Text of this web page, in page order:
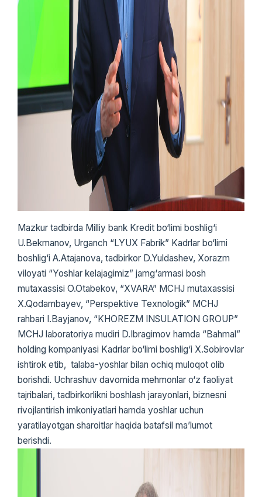
Mazkur tadbirda Milliy bank Kredit bo‘limi boshlig‘i
U.Bekmanov, Urganch “LYUX Fabrik” Kadrlar bo‘limi
boshlig‘i A.Atajanova, tadbirkor D.Yuldashev, Xorazm
viloyati “Yoshlar kelajagimiz” jamg‘armasi bosh
mutaxassisi O.Otabekov, “XVARA” MCHJ mutaxassisi
X.Qodambayev, “Perspektive Texnologik” MCHJ
rahbari I.Bayjanov, “KHOREZM INSULATION GROUP”
MCHJ laboratoriya mudiri D.Ibragimov hamda “Bahmal”
holding kompaniyasi Kadrlar bo‘limi boshlig‘i X.Sobirovlar
ishtirok etib, talaba-yoshlar bilan ochiq muloqot olib
borishdi. Uchrashuv davomida mehmonlar o‘z faoliyat
tajribalari, tadbirkorlikni boshlash jarayonlari, biznesni
rivojlantirish imkoniyatlari hamda yoshlar uchun
yaratilayotgan sharoitlar haqida batafsil ma’lumot
berishdi.